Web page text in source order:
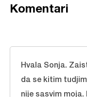
Komentari
Hvala Sonja.
da se kitim
nije sasvim moja.